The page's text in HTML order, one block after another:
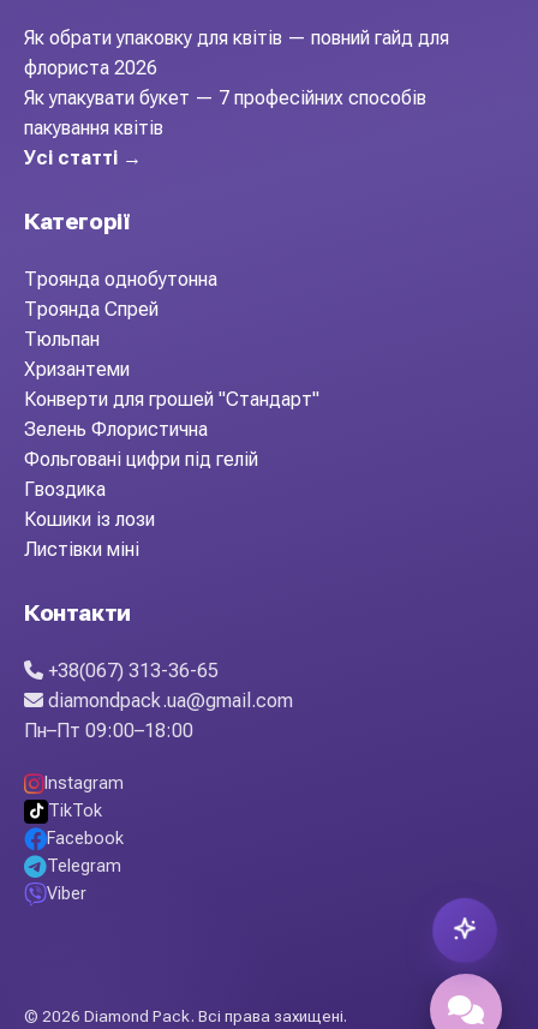
Як обрати упаковку для квітів — повний гайд для
флориста 2026
Як упакувати букет — 7 професійних способів
пакування квітів
Усі статті →
Категорії
Троянда однобутонна
Троянда Спрей
Тюльпан
Хризантеми
Конверти для грошей "Стандарт"
Зелень Флористична
Фольговані цифри під гелій
Гвоздика
Кошики із лози
Листівки міні
Контакти
+38(067) 313-36-65
diamondpack.ua@gmail.com
Пн–Пт 09:00–18:00
Instagram
TikTok
Facebook
Telegram
Viber
© 2026 Diamond Pack. Всі права захищені.